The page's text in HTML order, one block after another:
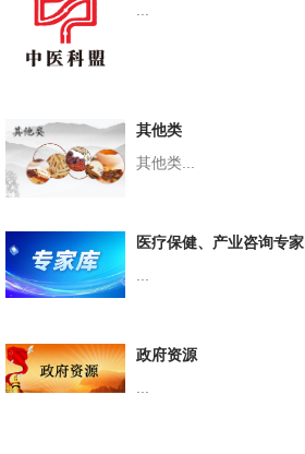
...
其他类
其他类...
医疗保健、产业咨询专家
政府资源
...